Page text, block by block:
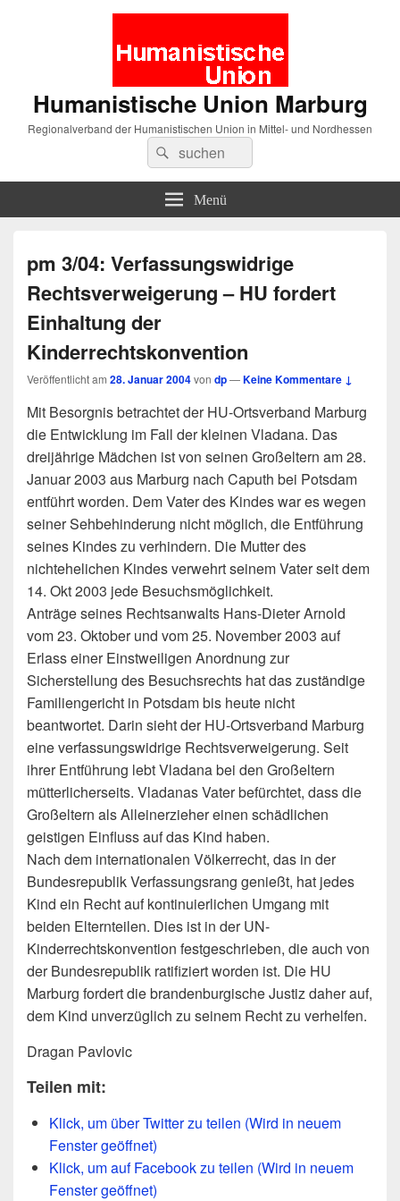
Humanistische Union Marburg
Regionalverband der Humanistischen Union in Mittel- und Nordhessen
Suche
nach:
Suchen
Menü
pm 3/04: Verfassungswidrige
Rechtsverweigerung – HU fordert
Einhaltung der
Kinderrechtskonvention
Veröffentlicht am 28. Januar 2004von dp—Keine Kommentare ↓
Mit Besorgnis betrachtet der HU-Ortsverband Marburg
die Entwicklung im Fall der kleinen Vladana. Das
dreijährige Mädchen ist von seinen Großeltern am 28.
Januar 2003 aus Marburg nach Caputh bei Potsdam
entführt worden. Dem Vater des Kindes war es wegen
seiner Sehbehinderung nicht möglich, die Entführung
seines Kindes zu verhindern. Die Mutter des
nichtehelichen Kindes verwehrt seinem Vater seit dem
14. Okt 2003 jede Besuchsmöglichkeit.
Anträge seines Rechtsanwalts Hans-Dieter Arnold
vom 23. Oktober und vom 25. November 2003 auf
Erlass einer Einstweiligen Anordnung zur
Sicherstellung des Besuchsrechts hat das zuständige
Familiengericht in Potsdam bis heute nicht
beantwortet. Darin sieht der HU-Ortsverband Marburg
eine verfassungswidrige Rechtsverweigerung. Seit
ihrer Entführung lebt Vladana bei den Großeltern
mütterlicherseits. Vladanas Vater befürchtet, dass die
Großeltern als Alleinerzieher einen schädlichen
geistigen Einfluss auf das Kind haben.
Nach dem internationalen Völkerrecht, das in der
Bundesrepublik Verfassungsrang genießt, hat jedes
Kind ein Recht auf kontinuierlichen Umgang mit
beiden Elternteilen. Dies ist in der UN-
Kinderrechtskonvention festgeschrieben, die auch von
der Bundesrepublik ratifiziert worden ist. Die HU
Marburg fordert die brandenburgische Justiz daher auf,
dem Kind unverzüglich zu seinem Recht zu verhelfen.
Dragan Pavlovic
Teilen mit:
Klick, um über Twitter zu teilen (Wird in neuem
Fenster geöffnet)
Klick, um auf Facebook zu teilen (Wird in neuem
Fenster geöffnet)